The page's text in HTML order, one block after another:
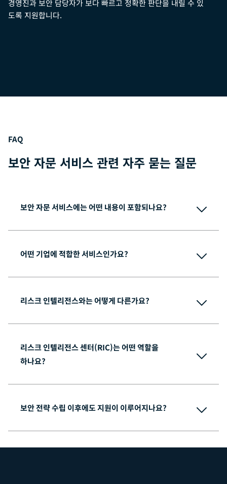
경영진과 보안 담당자가 보다 빠르고 정확한 판단을 내릴 수 있
도록 지원합니다.
FAQ
보안 자문 서비스 관련 자주 묻는 질문
보안 자문 서비스에는 어떤 내용이 포함되나요?
어떤 기업에 적합한 서비스인가요?
리스크 인텔리전스와는 어떻게 다른가요?
리스크 인텔리전스 센터(RIC)는 어떤 역할을
하나요?
보안 전략 수립 이후에도 지원이 이루어지나요?